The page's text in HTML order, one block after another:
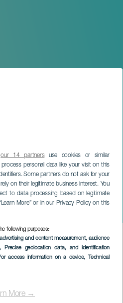
our 14 partnersuse cookies or similar
personal data like your visit on this
Some partners do not ask for your
on their legitimate business interest. You
to data processing based on legitimate
More” or in our Privacy Policy on this
following purposes:
and content measurement, audience
, Precise geolocation data, and identification
access information on a device, Technical
More →
: l'île
femmes